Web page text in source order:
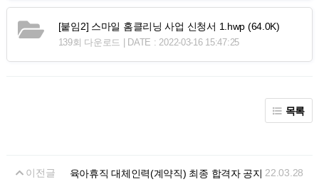
[붙임2] 스마일 홈클리닝 사업 신청서 1.hwp (64.0K)
139회 다운로드 | DATE : 2022-03-16 15:47:25
목록
이전글 육아휴직 대체인력(계약직) 최종 합격자 공지 22.03.28